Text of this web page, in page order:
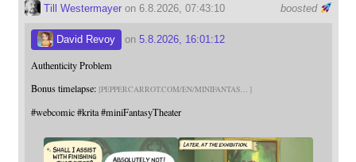
boosted
Till Westermayeron 6.8.2026, 07:43:10
David Revoy on 5.8.2026, 16:01:12
Authenticity Problem
Bonus timelapse: PEPPERCARROT.COM/EN/MINIFANTAS
#webcomic #krita #miniFantasyTheater